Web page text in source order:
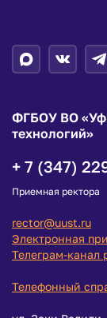
ФГБОУ ВО
технологий»
+ 7 (347)
Приемная ректора
rector@uust.ru
Электронная
Телеграм-канал
Телефонный